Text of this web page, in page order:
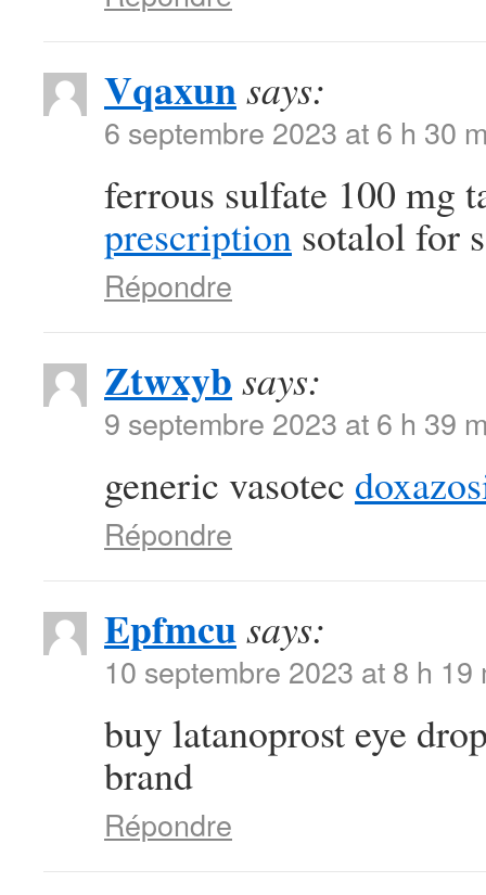
Vqaxunsays:
6 septembre 2023 at 6 h 30
ferrous sulfate 100 mg
prescription sotalol for
Répondre
Ztwxyb says:
9 septembre 2023 at 6 h 39
generic vasotec
Répondre
Epfmcusays:
10 septembre 2023 at 8 h 19
buy latanoprost eye
brand
Répondre